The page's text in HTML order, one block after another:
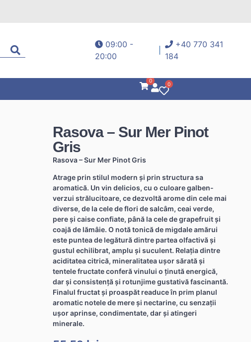
09:00 -
20:00
+40 770 341
184
0
0
Rasova – Sur Mer Pinot
Gris
Rasova – Sur Mer Pinot Gris
Atrage prin stilul modern şi prin structura sa
aromatică. Un vin delicios, cu o culoare galben-
verzui strălucitoare, ce dezvoltă arome din cele mai
diverse, de la cele de flori de salcâm, ceai verde,
pere şi caise confiate, până la cele de grapefruit şi
coajă de lămâie. O notă tonică de migdale amărui
este puntea de legătură dintre partea olfactivă şi
gustul echilibrat, amplu şi suculent. Relaţia dintre
aciditatea citrică, mineralitatea uşor sărată şi
tentele fructate conferă vinului o ţinută energică,
dar şi consistenţă şi rotunjime gustativă fascinantă.
Finalul fructat şi proaspăt readuce în prim planul
aromatic notele de mere şi nectarine, cu senzaţii
uşor aprinse, condimentate, dar şi atingeri
minerale.